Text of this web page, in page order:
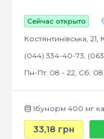
Сейчас открыто
Костянтинівська, 21,
(044) 334-40-73,
Пн-Пт: 08 - 22, Сб:
Ібунорм 400 мг
33,18 грн